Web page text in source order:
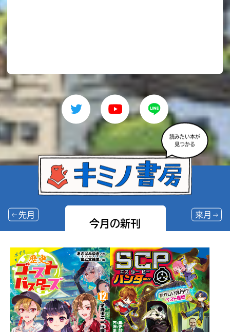
読みたい本が
見つかる
今月の新刊
先月 来月